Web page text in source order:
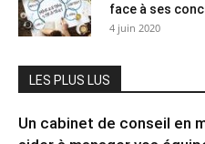
face à ses
4 juin 2020
LES PLUS LUS
Un cabinet de conseil en